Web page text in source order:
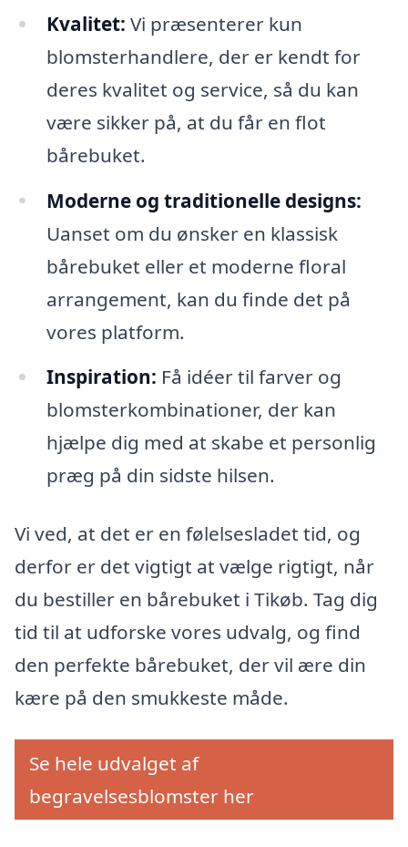
Kvalitet: Vi præsenterer kun
blomsterhandlere, der er kendt for
deres kvalitet og service, så du kan
være sikker på, at du får en flot
bårebuket.
Moderne og traditionelle designs:
Uanset om du ønsker en klassisk
bårebuket eller et moderne floral
arrangement, kan du finde det på
vores platform.
Inspiration: Få idéer til farver og
blomsterkombinationer, der kan
hjælpe dig med at skabe et personlig
præg på din sidste hilsen.
Vi ved, at det er en følelsesladet tid, og
derfor er det vigtigt at vælge rigtigt, når
du bestiller en bårebuket i Tikøb. Tag dig
tid til at udforske vores udvalg, og find
den perfekte bårebuket, der vil ære din
kære på den smukkeste måde.
Se hele udvalget af
begravelsesblomster her